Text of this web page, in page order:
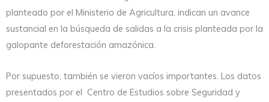
planteado por el Ministerio de Agricultura, indican un avance
sustancial en la búsqueda de salidas a la crisis planteada por la
galopante deforestación amazónica.
Por supuesto, también se vieron vacíos importantes. Los datos
presentados por el Centro de Estudios sobre Seguridad y